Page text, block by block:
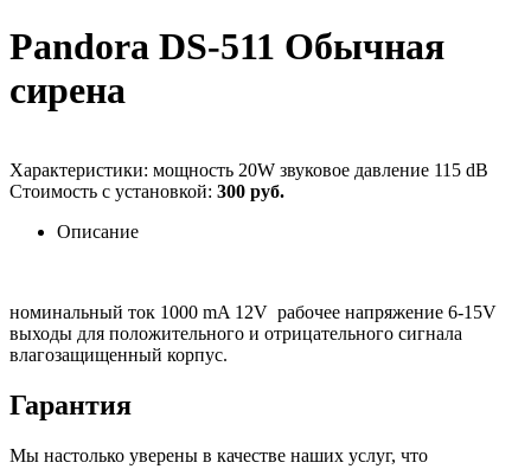
Pandora DS-511 Обычная
сирена
Характеристики: мощность 20W звуковое давление 115 dB
Стоимость с установкой: 300 руб.
Описание
номинальный ток 1000 mA 12V рабочее напряжение 6-15V
выходы для положительного и отрицательного сигнала
влагозащищенный корпус.
Гарантия
Мы настолько уверены в качестве наших услуг, что